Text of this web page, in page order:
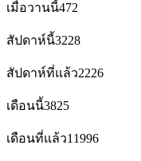
เมื่อวานนี้472
สัปดาห์นี้3228
สัปดาห์ที่แล้ว2226
เดือนนี้3825
เดือนที่แล้ว11996